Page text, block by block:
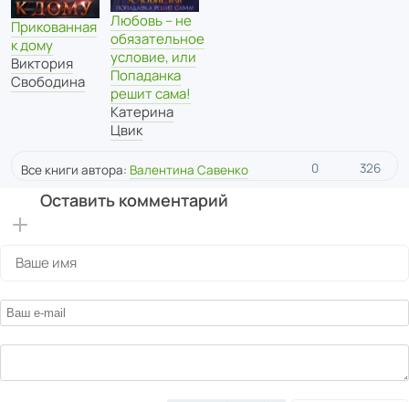
Прикованная
к дому
Виктория
Свободина
Любовь – не
обязательное
условие, или
Попаданка
решит сама!
Катерина
Цвик
Все книги автора: Валентина Савенко 0 326
Оставить комментарий